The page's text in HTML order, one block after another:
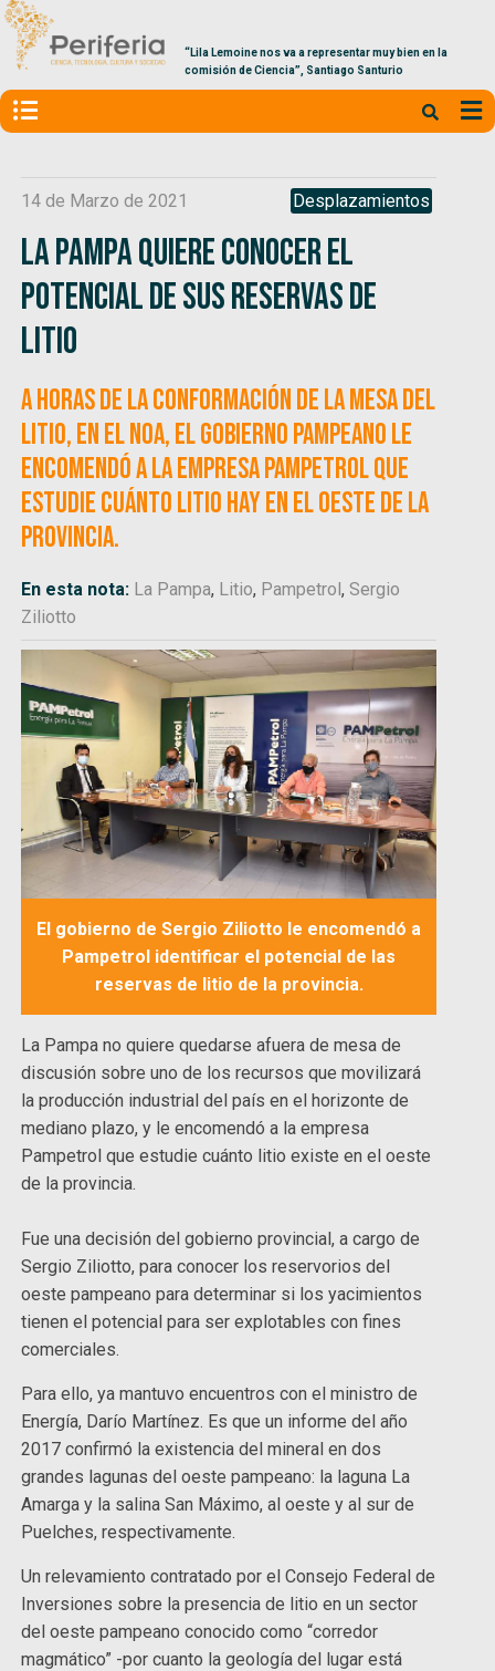
“Lila Lemoine nos va a representar muy bien en la
comisión de Ciencia”, Santiago Santurio
14 de Marzo de 2021 Desplazamientos
La Pampa quiere conocer el
potencial de sus reservas de
litio
A horas de la conformación de la Mesa del
Litio, en el NOA, el gobierno pampeano le
encomendó a la empresa Pampetrol que
estudie cuánto litio hay en el oeste de la
provincia.
En esta nota: La Pampa, Litio, Pampetrol,Sergio
Ziliotto
El gobierno de Sergio Ziliotto le encomendó a
Pampetrol identificar el potencial de las
reservas de litio de la provincia.
La Pampa no quiere quedarse afuera de mesa de
discusión sobre uno de los recursos que movilizará
la producción industrial del país en el horizonte de
mediano plazo, y le encomendó a la empresa
Pampetrol que estudie cuánto litio existe en el oeste
de la provincia.
Fue una decisión del gobierno provincial, a cargo de
Sergio Ziliotto, para conocer los reservorios del
oeste pampeano para determinar si los yacimientos
tienen el potencial para ser explotables con fines
comerciales.
Para ello, ya mantuvo encuentros con el ministro de
Energía, Darío Martínez. Es que un informe del año
2017 confirmó la existencia del mineral en dos
grandes lagunas del oeste pampeano: la laguna La
Amarga y la salina San Máximo, al oeste y al sur de
Puelches, respectivamente.
Un relevamiento contratado por el Consejo Federal de
Inversiones sobre la presencia de litio en un sector
del oeste pampeano conocido como “corredor
magmático” -por cuanto la geología del lugar está